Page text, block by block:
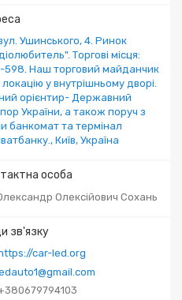
Ушинського, 4. Ринок
Торгові місця:
598. Наш торговий майданчик
у внутрішньому дворі.
орієнтир- Державний
України, а також поруч з
банкомат та термінал
Київ, Україна
Олексійович Сохань
car-led.org